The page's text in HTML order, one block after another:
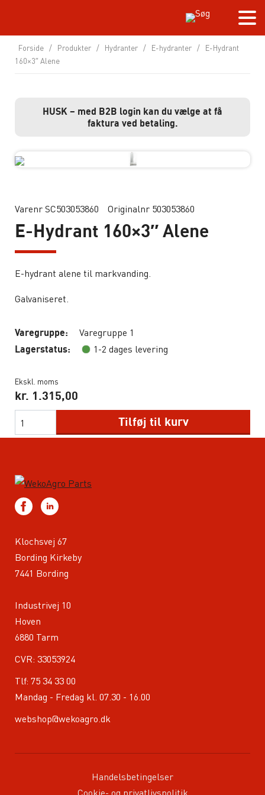
Forside / Produkter / Hydranter / E-hydranter / E-Hydrant
160×3″ Alene
HUSK – med B2B login kan du vælge at få
faktura ved betaling.
Varenr SC503053860 Originalnr 503053860
E-Hydrant 160×3″ Alene
E-hydrant alene til markvanding.
Galvaniseret.
Varegruppe: Varegruppe 1
Lagerstatus: 1-2 dages levering
Ekskl. moms
kr. 1.315,00
Tilføj til kurv
Klochsvej 67
Bording Kirkeby
7441 Bording
Industrivej 10
Hoven
6880 Tarm
CVR: 33053924
Tlf: 75 34 33 00
Mandag - Fredag kl. 07.30 - 16.00
webshop@wekoagro.dk
Handelsbetingelser
Cookie- og privatlivspolitik